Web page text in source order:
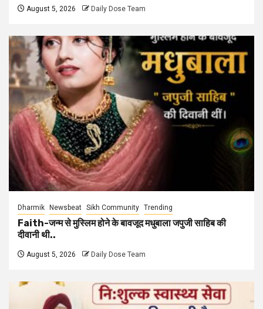
August 5, 2026 Daily Dose Team
Dharmik Newsbeat Sikh Community Trending
Faith-जन्म से मुस्लिम होने के बावजूद मधुबाला जपुजी साहिब की
दीवानी थी..
August 5, 2026 Daily Dose Team